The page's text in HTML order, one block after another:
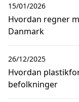
Hvordan regner
Danmark
15/01/2026
Hvordan
befolkninger
26/12/2025